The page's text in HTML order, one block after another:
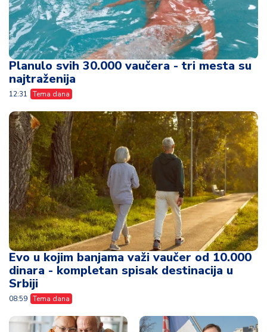
Planulo svih 30.000 vaučera - tri mesta su
najtraženija
12:31 Tema dana
Evo u kojim banjama važi vaučer od 10.000
dinara - kompletan spisak destinacija u
Srbiji
08:59 Tema dana